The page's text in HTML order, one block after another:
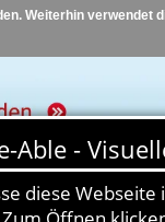
Weiterhin verwendet
Kontakt